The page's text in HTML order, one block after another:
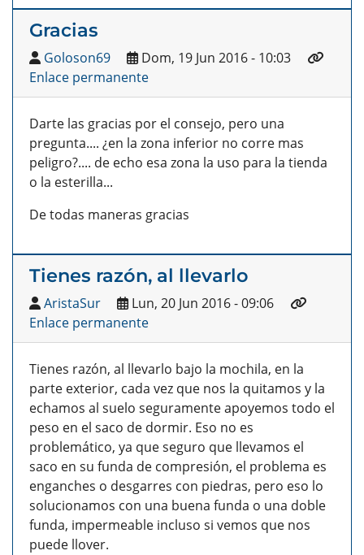
Gracias
Goloson69
Dom, 19 Jun 2016 - 10:03
Enlace permanente
Darte las gracias por el consejo, pero una
pregunta.... ¿en la zona inferior no corre mas
peligro?.... de echo esa zona la uso para la tienda
o la esterilla...
De todas maneras gracias
Tienes razón, al llevarlo
AristaSur
Lun, 20 Jun 2016 - 09:06
Enlace permanente
Tienes razón, al llevarlo bajo la mochila, en la
parte exterior, cada vez que nos la quitamos y la
echamos al suelo seguramente apoyemos todo el
peso en el saco de dormir. Eso no es
problemático, ya que seguro que llevamos el
saco en su funda de compresión, el problema es
enganches o desgarres con piedras, pero eso lo
solucionamos con una buena funda o una doble
funda, impermeable incluso si vemos que nos
puede llover.